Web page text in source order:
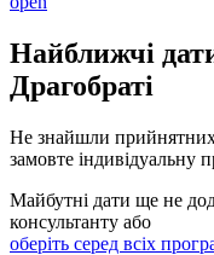
Найближчі
Драгобраті
Не знайшли прийнятних
замовте індивідуальну
Майбутні дати ще не
консультанту або
оберіть серед всіх